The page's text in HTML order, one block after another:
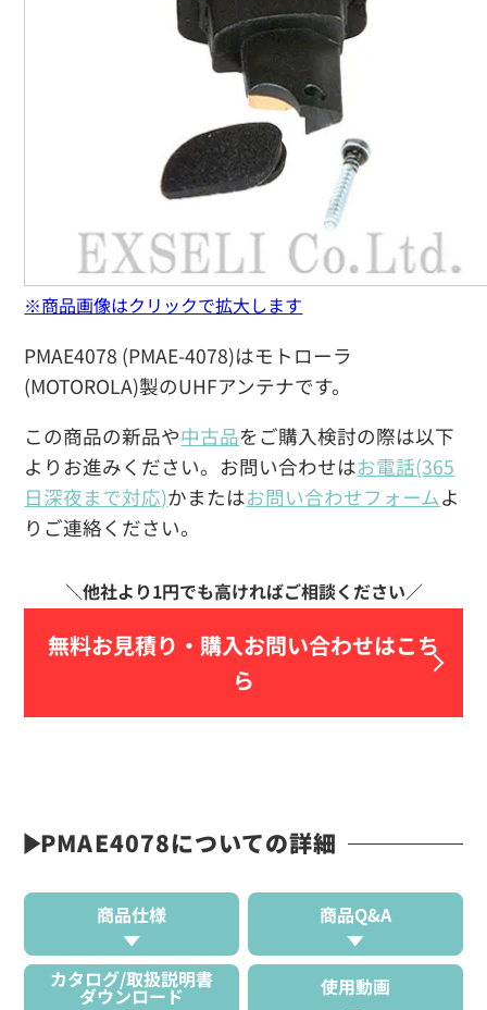
PMAE4078 (PMAE-4078)はモトローラ
(MOTOROLA)製のUHFアンテナです。
この商品の新品や中古品をご購入検討の際は以下
よりお進みください。お問い合わせはお電話(365
日深夜まで対応)かまたはお問い合わせフォームよ
りご連絡ください。
無料お見積り・ 購入お問い合わせはこち
ら
※商品画像はクリックで拡大します
PMAE4078についての詳細
商品仕様 商品Q&A
カタログ/取扱説明書
ダウンロード 使用動画